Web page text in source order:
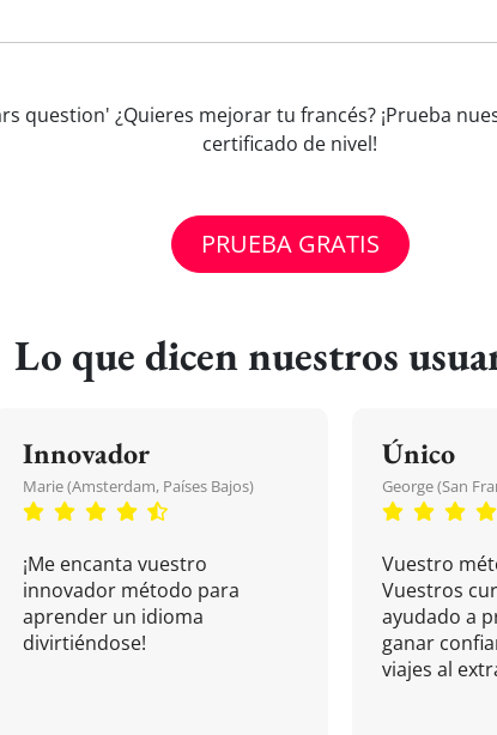
question' ¿Quieres mejorar tu francés? ¡Prueba
certificado de nivel!
PRUEBA GRATIS
Lo que dicen nuestros
Innovador
Marie (Amsterdam, Países Bajos)
¡Me encanta vuestro
innovador método para
aprender un idioma
divirtiéndose!
Único
George (San
Vuestro
Vuestros
ayudado a
ganar
viajes al